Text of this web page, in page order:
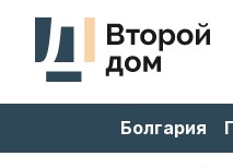
Болгария